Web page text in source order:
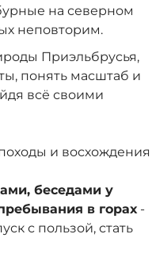
на северном
неповторим.
Приэльбрусья,
понять масштаб и
всё своими
и восхождения
беседами у
в горах-
с пользой, стать